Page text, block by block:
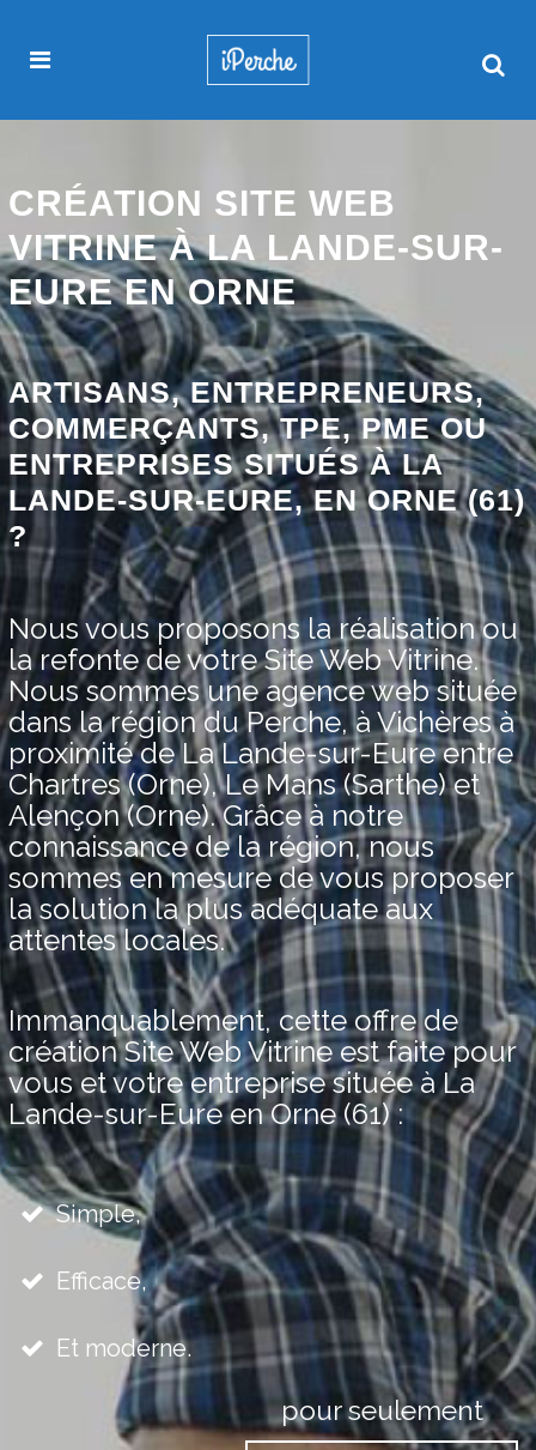
CRÉATION SITE WEB
VITRINE À LA LANDE-SUR-
EURE EN ORNE
ARTISANS, ENTREPRENEURS,
COMMERÇANTS, TPE, PME OU
ENTREPRISES SITUÉS À LA
LANDE-SUR-EURE, EN ORNE (61)
?
Nous vous proposons la réalisation ou
la refonte de votre Site Web Vitrine.
Nous sommes une agence web située
dans la région du Perche, à Vichères à
proximité de La Lande-sur-Eure entre
Chartres (Orne), Le Mans (Sarthe) et
Alençon (Orne). Grâce à notre
connaissance de la région, nous
sommes en mesure de vous proposer
la solution la plus adéquate aux
attentes locales.
Immanquablement, cette offre de
création Site Web Vitrine est faite pour
vous et votre entreprise située à La
Lande-sur-Eure en Orne (61) :
Simple,
Efficace,
Et moderne.
pour seulement